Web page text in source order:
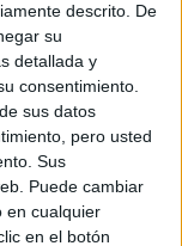
descrito. De
su
detallada y
consentimiento.
sus datos
pero usted
Sus
Puede cambiar
en cualquier
en el botón
ten en cuenta
bastantes
que te motive, a no
tu vocación.
si
más, ve a por ella.
les va muy bien,
ultimamente tanto